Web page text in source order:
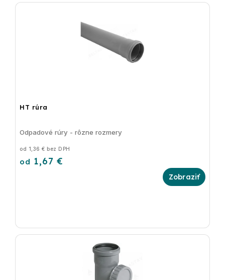
HT rúra
od 1,36 € bez DPH
od 1,67 €
Odpadové rúry - rôzne rozmery